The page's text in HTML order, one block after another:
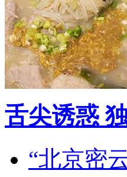
舌尖诱惑
“北京密